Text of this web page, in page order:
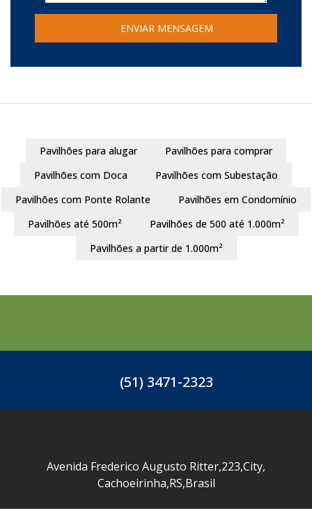
Pavilhões para alugar
Pavilhões para comprar
Pavilhões com Doca
Pavilhões com Subestação
Pavilhões com Ponte Rolante
Pavilhões em Condomínio
Pavilhões até 500m²
Pavilhões de 500 até 1.000m²
Pavilhões a partir de 1.000m²
(51) 3471-2323
Avenida Frederico Augusto Ritter,223,City,
Cachoeirinha,RS,Brasil